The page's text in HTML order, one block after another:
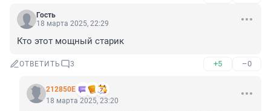
Гость
18 марта 2025, 22:29
Кто этот мощный старик
ОТВЕТИТЬ 3 +5 –0
212850Е
18 марта 2025, 23:20